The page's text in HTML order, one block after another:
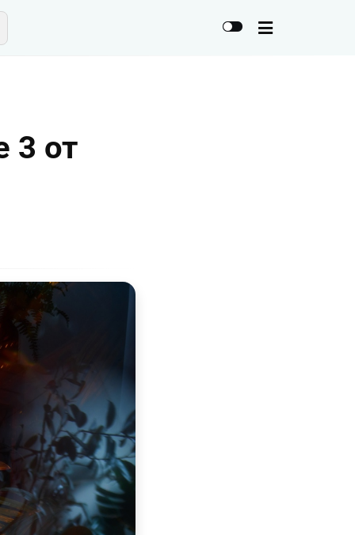
3 от